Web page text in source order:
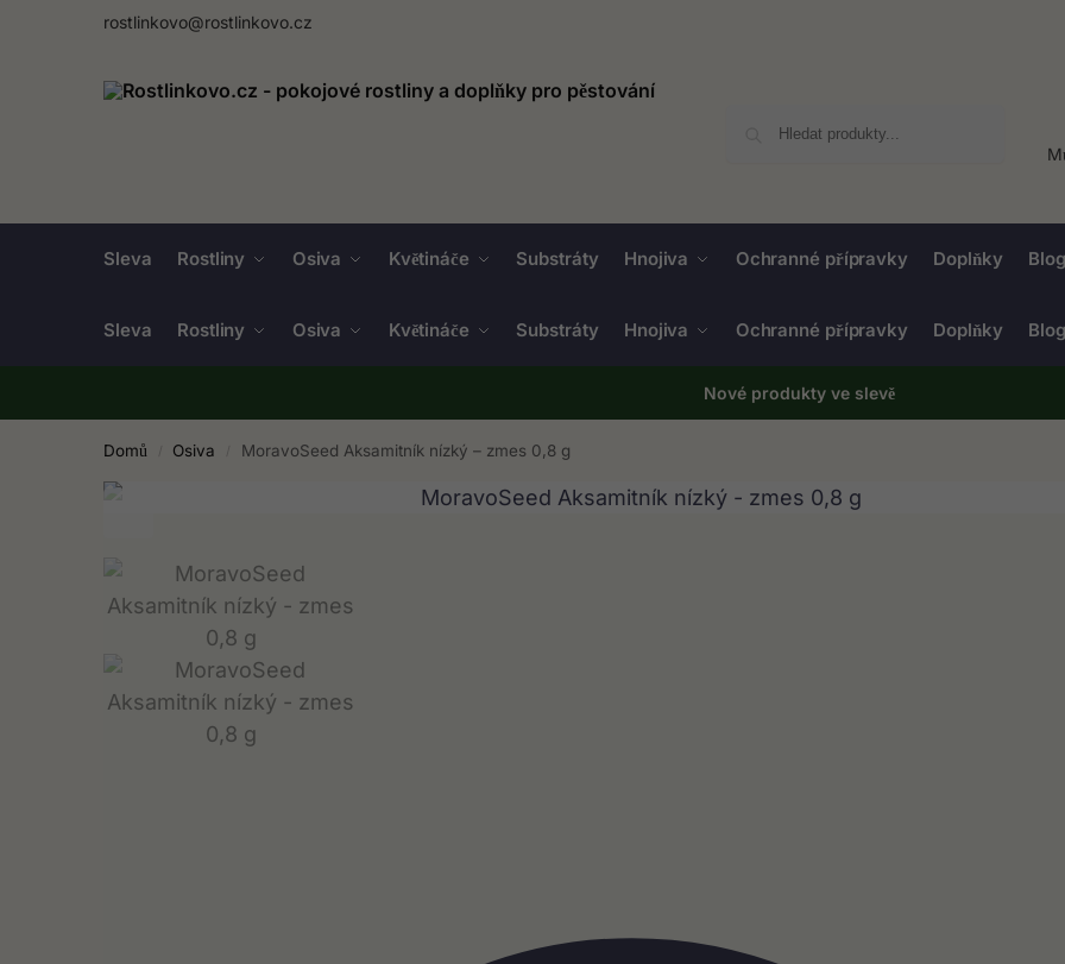
rostlinkovo@rostlinkovo.cz
Sleva Rostliny Osiva Květináče Substráty Hnojiva Ochranné přípravky Doplňky Blog
Sleva Rostliny Osiva Květináče Substráty Hnojiva Ochranné přípravky Doplňky Blog
Nové produkty ve slevě
Domů Osiva MoravoSeed Aksamitník nízký – zmes 0,8 g